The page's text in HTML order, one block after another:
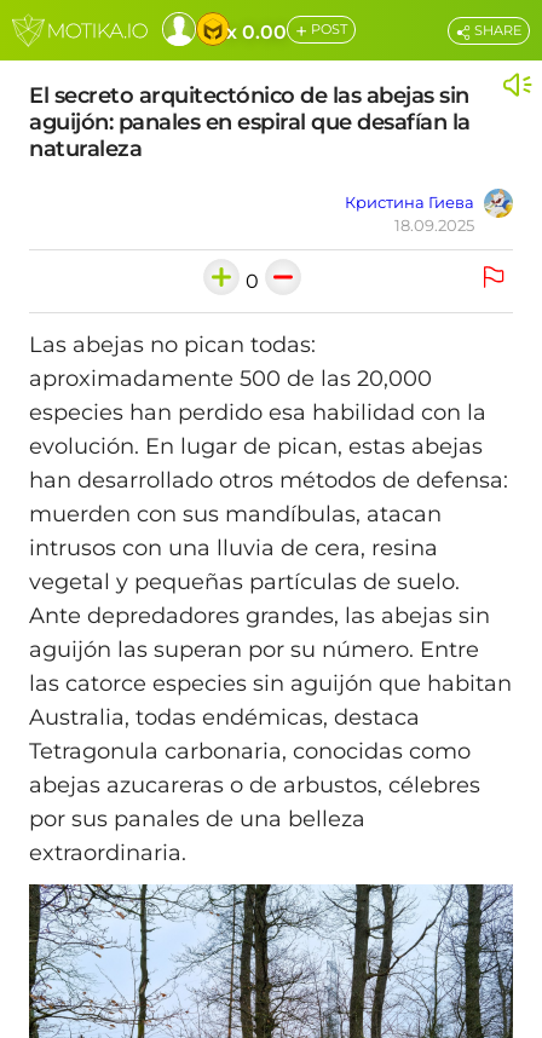
x 0.00 + POST
El secreto arquitectónico de las abejas sin
aguijón: panales en espiral que desafían la
naturaleza
Кристина Гиева
18.09.2025
SHARE
0
Las abejas no pican todas:
aproximadamente 500 de las 20,000
especies han perdido esa habilidad con la
evolución. En lugar de pican, estas abejas
han desarrollado otros métodos de defensa:
muerden con sus mandíbulas, atacan
intrusos con una lluvia de cera, resina
vegetal y pequeñas partículas de suelo.
Ante depredadores grandes, las abejas sin
aguijón las superan por su número. Entre
las catorce especies sin aguijón que habitan
Australia, todas endémicas, destaca
Tetragonula carbonaria, conocidas como
abejas azucareras o de arbustos, célebres
por sus panales de una belleza
extraordinaria.